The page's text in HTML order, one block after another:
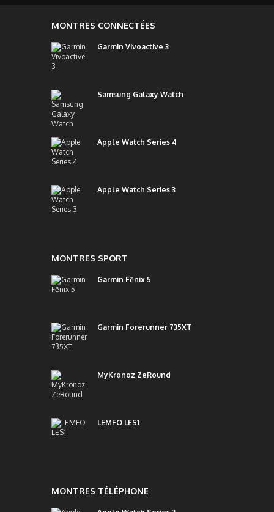
MONTRES CONNECTÉES
Garmin Vivoactive 3
Samsung Galaxy Watch
Apple Watch Series 4
Apple Watch Series 3
MONTRES SPORT
Garmin Fēnix 5
Garmin Forerunner 735XT
MyKronoz ZeRound
LEMFO LES1
MONTRES TÉLÉPHONE